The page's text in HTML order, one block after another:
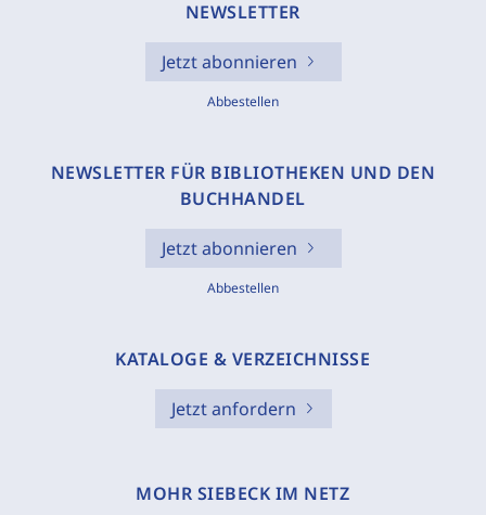
NEWSLETTER
Jetzt abonnieren
Abbestellen
NEWSLETTER FÜR BIBLIOTHEKEN UND DEN
BUCHHANDEL
Jetzt abonnieren
Abbestellen
KATALOGE & VERZEICHNISSE
Jetzt anfordern
MOHR SIEBECK IM NETZ